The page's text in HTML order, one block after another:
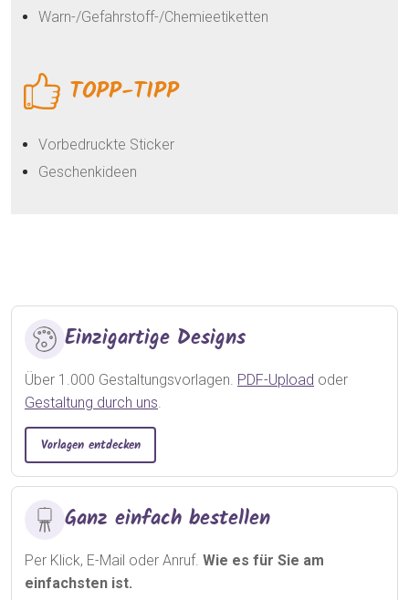
Warn-/Gefahrstoff-/Chemieetiketten
TOPP-TIPP
Vorbedruckte Sticker
Geschenkideen
Einzigartige Designs
Über 1.000 Gestaltungsvorlagen. PDF-Upload oder
Gestaltung durch uns.
Vorlagen entdecken
Ganz einfach bestellen
Per Klick, E-Mail oder Anruf. Wie es für Sie am
einfachsten ist.